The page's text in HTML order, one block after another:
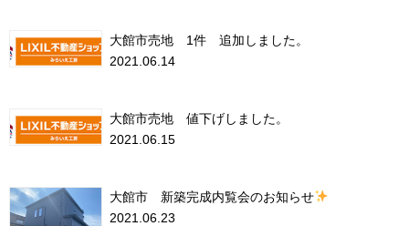
大館市売地 1件 追加しました。
2021.06.14
大館市売地 値下げしました。
2021.06.15
大館市 新築完成内覧会のお知らせ
2021.06.23